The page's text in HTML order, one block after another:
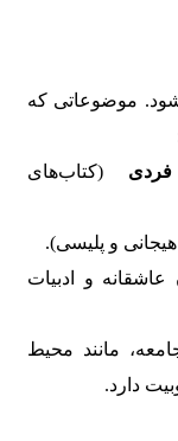
موضوعاتی که
(کتاب‌های
و پلیسی).
عاشقانه و ادبیات
مانند محیط
دارد.